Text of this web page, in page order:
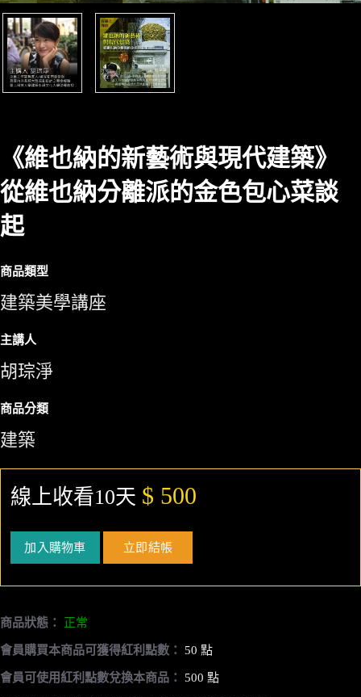
《維也納的新藝術與現代建築》
從維也納分離派的金色包心菜談
起
商品類型
建築美學講座
主講人
胡琮淨
商品分類
建築
線上收看10天 $ 500
加入購物車 立即結帳
商品狀態： 正常
會員購買本商品可獲得紅利點數： 50 點
會員可使用紅利點數兌換本商品： 500 點